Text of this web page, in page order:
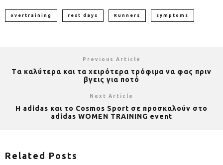
overtraining rest days Runners symptoms
Previous Article
Tα καλύτερα και τα χειρότερα τρόφιμα να φας πριν
βγεις για ποτό
Next Article
Η adidas και το Cosmos Sport σε προσκαλούν στο
adidas WOMEN TRAINING event
Related Posts